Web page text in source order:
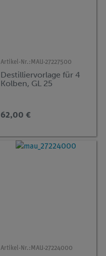
Artikel-Nr.: MAU-27227500
Destilliervorlage für 4
Kolben, GL 25
62,00 €
Artikel-Nr.: MAU-27224000